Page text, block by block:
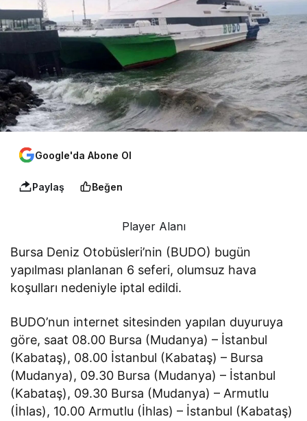
Google'da Abone Ol
Paylaş Beğen
Player Alanı
Bursa Deniz Otobüsleri’nin (BUDO) bugün
yapılması planlanan 6 seferi, olumsuz hava
koşulları nedeniyle iptal edildi.
BUDO’nun internet sitesinden yapılan duyuruya
göre, saat 08.00 Bursa (Mudanya) – İstanbul
(Kabataş), 08.00 İstanbul (Kabataş) – Bursa
(Mudanya), 09.30 Bursa (Mudanya) – İstanbul
(Kabataş), 09.30 Bursa (Mudanya) – Armutlu
(İhlas), 10.00 Armutlu (İhlas) – İstanbul (Kabataş)